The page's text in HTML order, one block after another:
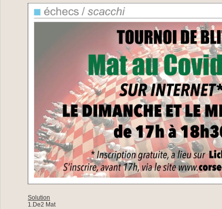
Solution
1.De2 Mat